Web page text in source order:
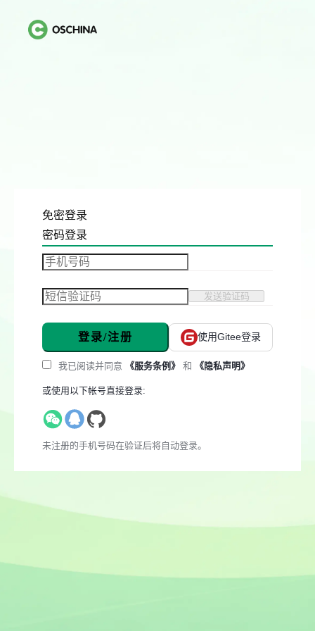
免密登录
密码登录
发送验证码
登录/注册 使用Gitee登录
我已阅读并同意 《服务条例》 和 《隐私声明》
或使用以下帐号直接登录:
未注册的手机号码在验证后将自动登录。